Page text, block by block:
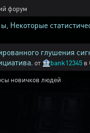
форум
Некоторые
глушения
от 🏦bank12345 в
новичков людей